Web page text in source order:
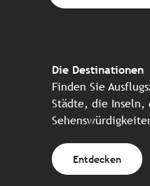
Die Destinationen
Finden Sie
Städte, die Inseln,
Entdecken